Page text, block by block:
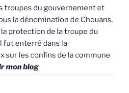
troupes du gouvernement et
la dénomination de Chouans,
protection de la troupe du
fut enterré dans la
sur les confins de la commune
mon blog